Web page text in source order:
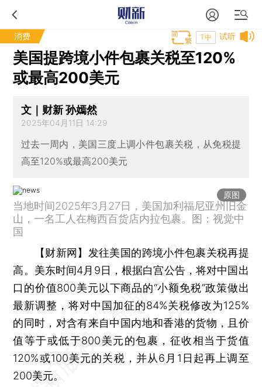
消费 试听
T中
美国提跨境小件包裹关税至120%
或最高200美元
文｜财新 孙嫣然
2025年04月11日 14:29
过去一周内，美国三度上调小件包裹关税，从免税提
高至120%或最高200美元
原图
当地时间2025年3月27日，美国加利福尼亚州旧金
山，一名工人在梅西百货店内拉包裹。图：视觉中
国
【财新网】 发往美国的跨境小件包裹关税再提
高。美东时间4月9日，根据白宫公告，将对中国出
口的价值800美元以下商品的“小额免税”政策做出
最新调整，将对中国加征的84%关税修改为125%
的同时，对含有来自中国内地和香港的货物，且价
值等于或低于800美元的包裹，征收相当于货值
120%或100美元的关税，并从6月1日起再上调至
200美元。